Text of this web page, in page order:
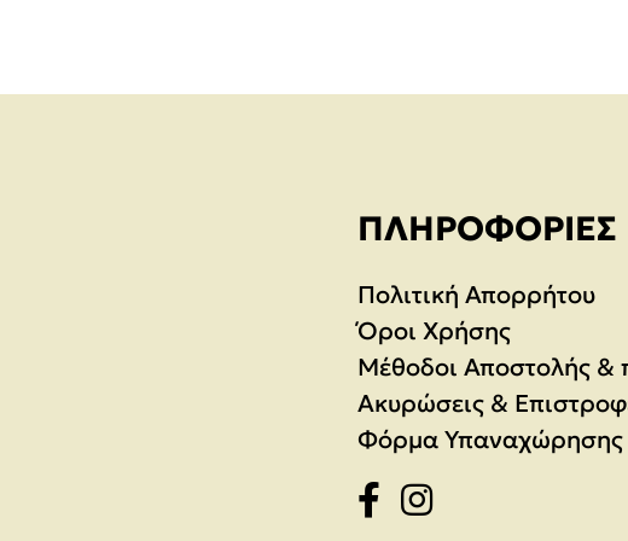
ΠΛΗΡΟΦΟΡΊΕΣ
Πολιτική Απορρήτου
Όροι Χρήσης
Μέθοδοι Αποστολής &
Ακυρώσεις &
Φόρμα Υπαναχώρησης